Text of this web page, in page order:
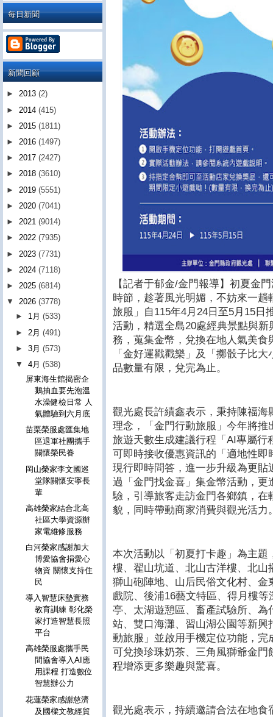
【記者于郁金/金門報導】初夏金
時節，趁著風光明媚，不妨來一
旅服」自115年4月24日至5月15
活動，精選全島20處經典景點與
務，蒐集金幣，兌換在地人氣美
「金好運戳戳樂」及「擲骰子比
品數量有限，兌完為止。
觀光處長許績鑫表示，秉持陳福
理念，「金門行動旅服」今年將
旅遊天數生成建議行程「AI專屬
可即時接收優惠資訊的「適地性
現行即時問答，進一步升級為更
過「金門找金喜」集金幣活動，
驗，引導旅客走訪金門各鄉鎮，
貌，同時帶動商家消費與觀光活力
本次活動以「初夏打卡趣」為主
樓、翟山坑道、北山古洋樓、北
獅山砲陣地、山后民俗文化村、
戲院、後浦16藝文特區、得月樓
亭、太湖遊憩區、畜產試驗所、
站、雙口海灘、習山湖公園等新
動旅服」並啟用手機定位功能，
可兌換珍珠奶茶、三角風獅爺金
程增添更多樂趣與驚喜。
觀光處表示，持續邀請合法在地
每日新聞
新聞回顧
► 2013 (2)
► 2014 (415)
► 2015 (1811)
► 2016 (1497)
► 2017 (2427)
► 2018 (3610)
► 2019 (5551)
► 2020 (7041)
► 2021 (9014)
► 2022 (7935)
► 2023 (7731)
► 2024 (7118)
► 2025 (6814)
▼ 2026 (3778)
► 1月(533)
► 2月(491)
►3月(573)
▼4月(538)
屏東海生館揭密企
鵝抽血要先泡溫
水澡健檢日常 人
氣體驗到六月底
苗栗榮服處匯集地
區退軍社團攜手
關懷榮民眷
岡山榮家李文國巡
堂隊關懷安寧長
輩
高雄榮家結合北高
社區大學資源辦
家電維修服務
白河榮家感謝加大
博愛協會捐愛心
物資 關懷支持住
民
導入智慧床墊實務
教育訓練 彰化榮
家打造智慧長照
平台
高雄榮服處攜手民
間協會導入AI應
用課程 打造數位
智慧辦公力
花蓮榮家感謝慈濟
及國樑文教經貿